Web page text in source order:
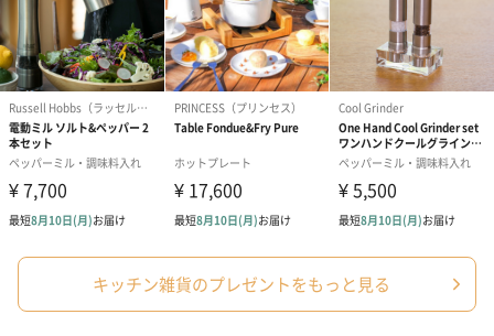
お届け内容・
セット状態
・ポット×1
・工芸茶缶×1
箱入りのポットと缶入りの工芸茶がナチュラルボック
スに横に並んでクッション材の紙パッキンに守られて
入っています。
サイズ/寸法
ポット：φ80 x H125 x W150 mm / 720 ml / 約250 g
賞味期限
出荷時より6か月以上
ポットの蓋部分：18-8 ステンレス
キッチン雑貨のプレゼントをもっと見る